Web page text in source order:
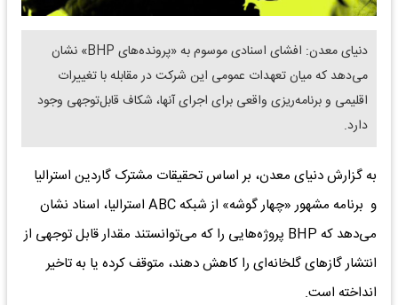
دنیای معدن: افشای اسنادی موسوم به «پرونده‌های BHP» نشان
می‌دهد که میان تعهدات عمومی این شرکت در مقابله با تغییرات
اقلیمی و برنامه‌ریزی واقعی برای اجرای آنها، شکاف قابل‌توجهی وجود
دارد.
به گزارش دنیای معدن، بر اساس تحقیقات مشترک گاردین استرالیا
و برنامه مشهور «چهار گوشه» از شبکه ABC استرالیا، اسناد نشان
می‌دهد که BHP پروژه‌هایی را که می‌توانستند مقدار قابل توجهی از
انتشار گازهای گلخانه‌ای را کاهش دهند، متوقف کرده یا به تاخیر
انداخته است.